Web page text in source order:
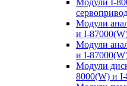
Модули
и I-
Модули
и I-
Модули
8000(W) и